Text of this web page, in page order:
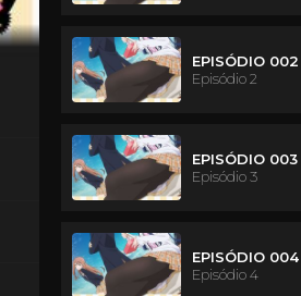
EPISÓDIO 002
Episódio 2
EPISÓDIO 003
Episódio 3
EPISÓDIO 004
Episódio 4